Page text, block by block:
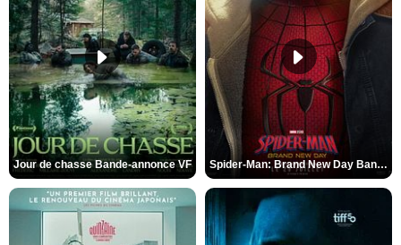
Jour de chasse Bande-annonce VF Spider-Man: Brand New Day Bande-annonce (3) VO STFR